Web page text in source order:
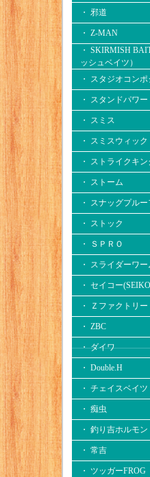
・ 邪道
・ Z-MAN
・ SKIRMISH
ッシュベイツ）
・ スタジオコンポ
・ スタンドパワー
・ スミス
・ スミスウィック
・ ストライクキン
・ ストーム
・ スナッグプルー
・ ストック
・ ＳＰＲＯ
・ スライダーワー
・ セイコー
・ Ｚファクトリー
・ ZBC
・ ダイワ
・ Double.H
・ チェイスベイツ
・ 痴虫
・ 釣り吉ホルモン
・ 常吉
・ ツッガーFROG